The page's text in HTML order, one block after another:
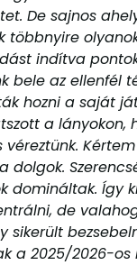
De sajnos
többnyire
indítva
bele az ellenfél
hozni a saját
a
véreztünk.
dolgok.
domináltak. Így
de
sikerült
a 2025/2026-os